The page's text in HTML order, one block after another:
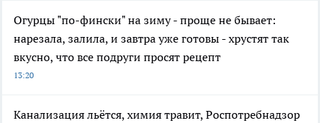
Огурцы "по-фински" на зиму - проще не бывает:
нарезала, залила, и завтра уже готовы - хрустят так
вкусно, что все подруги просят рецепт
13:20
Канализация льётся, химия травит, Роспотребнадзор